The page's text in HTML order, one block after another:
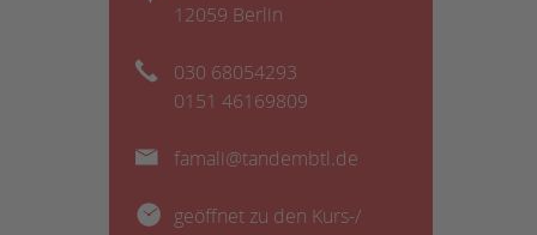
12059 Berlin
030 68054293
0151 46169809
famali@tandembtl.de
geöffnet zu den Kurs-/